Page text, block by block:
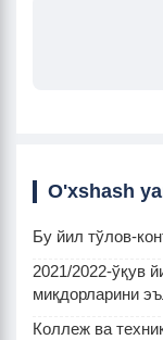
O'xshash
Бу йил тўлов-
2021/2022-ўқув
миқдорларини
Коллеж ва